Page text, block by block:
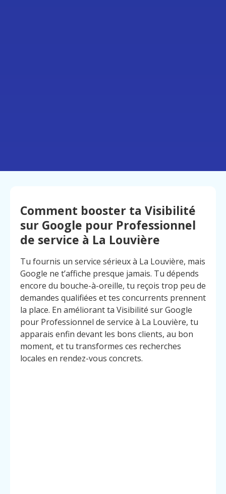
Comment booster ta Visibilité
sur Google pour Professionnel
de service à La Louvière
Tu fournis un service sérieux à La Louvière, mais
Google ne t’affiche presque jamais. Tu dépends
encore du bouche-à-oreille, tu reçois trop peu de
demandes qualifiées et tes concurrents prennent
la place. En améliorant ta Visibilité sur Google
pour Professionnel de service à La Louvière, tu
apparais enfin devant les bons clients, au bon
moment, et tu transformes ces recherches
locales en rendez-vous concrets.